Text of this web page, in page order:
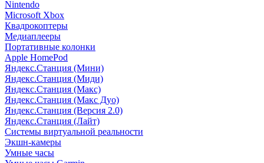
Nintendo
Microsoft Xbox
Квадрокоптеры
Медиаплееры
Портативные колонки
Apple HomePod
Яндекс.Станция (Мини)
Яндекс.Станция (Миди)
Яндекс.Станция (Макс)
Яндекс.Станция (Макс Дуо)
Яндекс.Станция (Версия 2.0)
Яндекс.Станция (Лайт)
Системы виртуальной реальности
Экшн-камеры
Умные часы